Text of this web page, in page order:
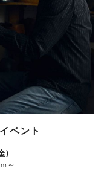
ベント
)
～